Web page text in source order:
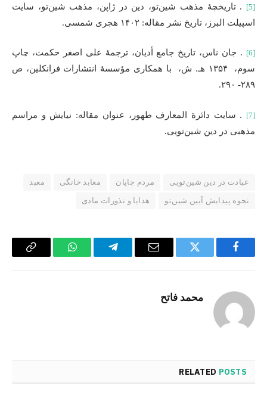
[5] . تاریخچۀ مذهب شین‌تو، دین در ژاپن، مذهب شین‌تو، سایت
اسپیلت البرز، تاریخ نشر مقاله: ۱۴۰۲ هجری شمسی.
[6] . جان ناس، تاریخ جامع أدیان، ترجمۀ علی اصغر حکمت، چاپ
سوم، ۱۳۵۴ هـ. ش، با همکاری مؤسسۀ انتشارات فرانکلین، ص
۲۸۹- ۲۹۰.
[7] . سایت دائرة المعارف طهور، عنوان مقاله: نیایش و مراسم
مذهبی در دین شین‌تویی.
عبادت در دین شین‌تویی مردم جاپان معابد خانگی
معبد
نحوه پیدایش آیین شین‌تو
هدایا و نذورات مادی
Facebook
Twitter
Email
Telegram
WhatsApp
Copy
محمد فاتح
RELATED POSTS